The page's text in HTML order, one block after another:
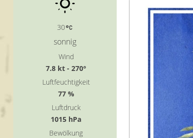
30
sonnig
Wind
7.8 kt - 270°
Luftfeuchtigkeit
77 %
Luftdruck
1015 hPa
Bewölkung